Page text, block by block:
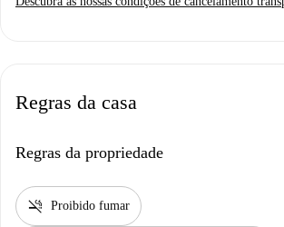
Regras da casa
Regras da propriedade
smoke_free Proibido fumar